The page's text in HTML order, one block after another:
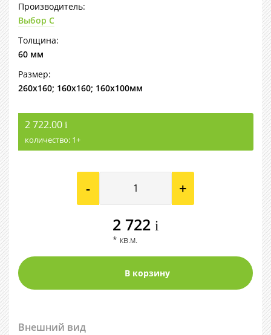
Производитель:
Выбор С
Толщина:
60 мм
Размер:
260х160; 160х160; 160х100мм
2 722.00 i
количество: 1+
2 722 i
* кв.м.
- +
Внешний вид